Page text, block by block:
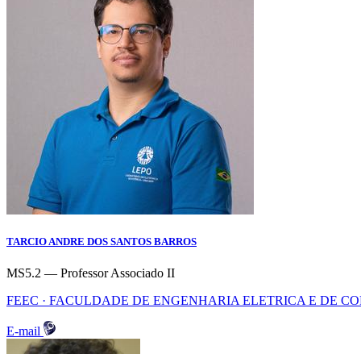
TARCIO ANDRE DOS SANTOS BARROS
MS5.2 — Professor Associado II
FEEC · FACULDADE DE ENGENHARIA ELETRICA E DE
E-mail